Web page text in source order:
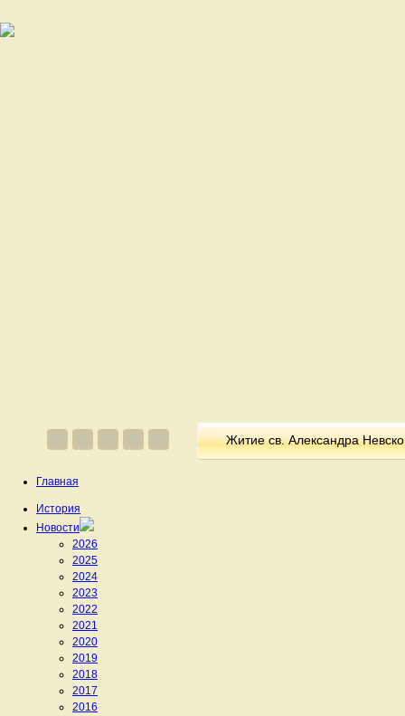
Житие св. Александра
Главная
История
Новости
2026
2025
2024
2023
2022
2021
2020
2019
2018
2017
2016